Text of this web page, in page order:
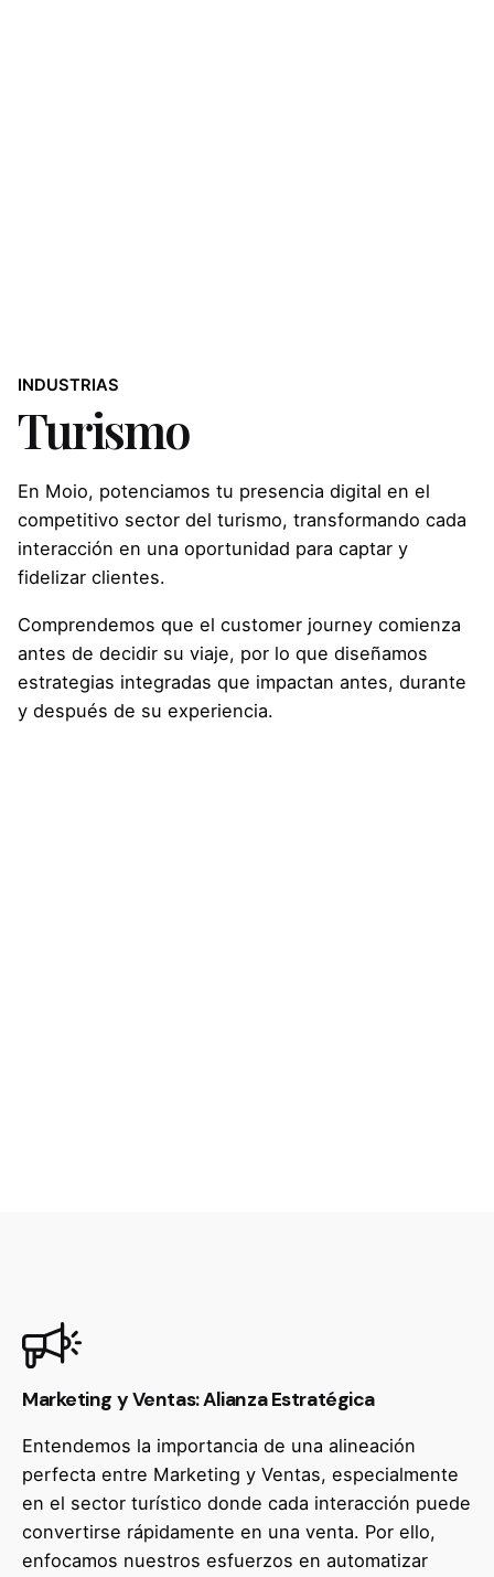
INDUSTRIAS
Turismo
En Moio, potenciamos tu presencia digital en el
competitivo sector del turismo, transformando cada
interacción en una oportunidad para captar y
fidelizar clientes.
Comprendemos que el customer journey comienza
antes de decidir su viaje, por lo que diseñamos
estrategias integradas que impactan antes, durante
y después de su experiencia.
Marketing y Ventas: Alianza Estratégica
Entendemos la importancia de una alineación
perfecta entre Marketing y Ventas, especialmente
en el sector turístico donde cada interacción puede
convertirse rápidamente en una venta. Por ello,
enfocamos nuestros esfuerzos en automatizar